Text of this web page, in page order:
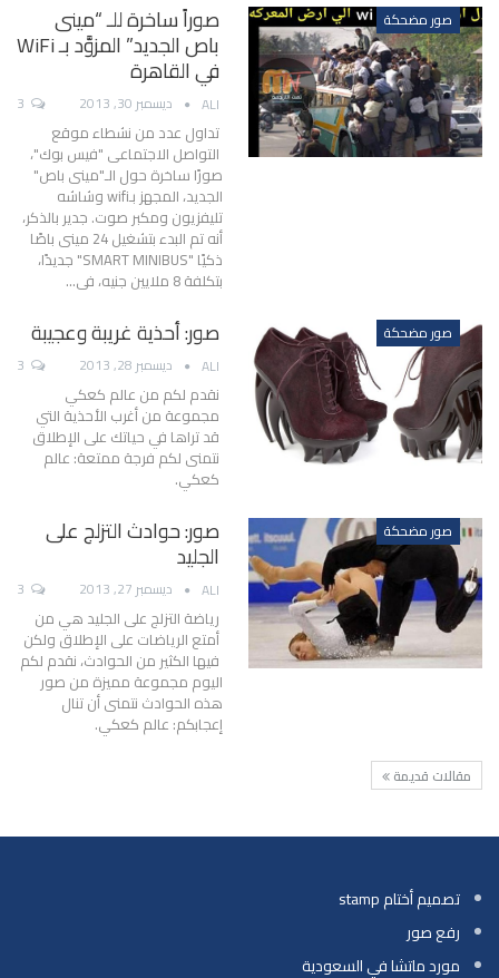
صور مضحكة صوراً ساخرة للـ “مينى
باص الجديد” المزوَّد بـ WiFi
في القاهرة
ALI ديسمبر 30, 2013
تداول عدد من نشطاء موقع
التواصل الاجتماعى "فيس بوك"،
صورًا ساخرة حول الـ"مينى باص"
الجديد، المجهز بـwifi وشاشه
تليفزيون ومكبر صوت. جدير بالذكر،
أنه تم البدء بتشغيل 24 مينى باصًا
ذكيًا "SMART MINIBUS" جديدًا،
بتكلفة 8 ملايين جنيه، فى…
صور مضحكة صور: أحذية غريبة وعجيبة
ALI ديسمبر 28, 2013
نقدم لكم من عالم كعكي
مجموعة من أغرب الأحذية التي
قد تراها في حياتك على الإطلاق
نتمنى لكم فرجة ممتعة: عالم
كعكي.
صور مضحكة صور: حوادث التزلج على
الجليد
ALI ديسمبر 27, 2013
رياضة التزلج على الجليد هي من
أمتع الرياضات على الإطلاق ولكن
فيها الكثير من الحوادث، نقدم لكم
اليوم مجموعة مميزة من صور
هذه الحوادث نتمنى أن تنال
إعجابكم: عالم كعكي.
مقالات قديمة
تصميم أختام stamp
رفع صور
مورد ماتشا في السعودية